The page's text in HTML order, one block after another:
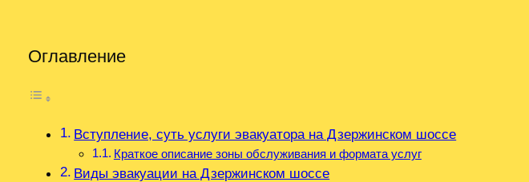
Оглавление
Вступление, суть услуги эвакуатора на Дзержинском шоссе
Краткое описание зоны обслуживания и формата услуг
Виды эвакуации на Дзержинском шоссе